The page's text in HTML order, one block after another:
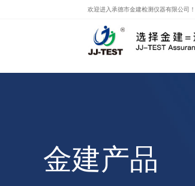
欢迎进入承德市金建检测仪器有限公司！
金建产品